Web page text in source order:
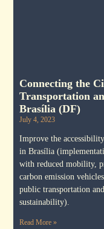
Connecting the
Transportation
Brasília (DF)
July 4, 2023
Improve the
in Brasília
with reduced mobility,
carbon emission
public transportation
sustainability).
Read More »